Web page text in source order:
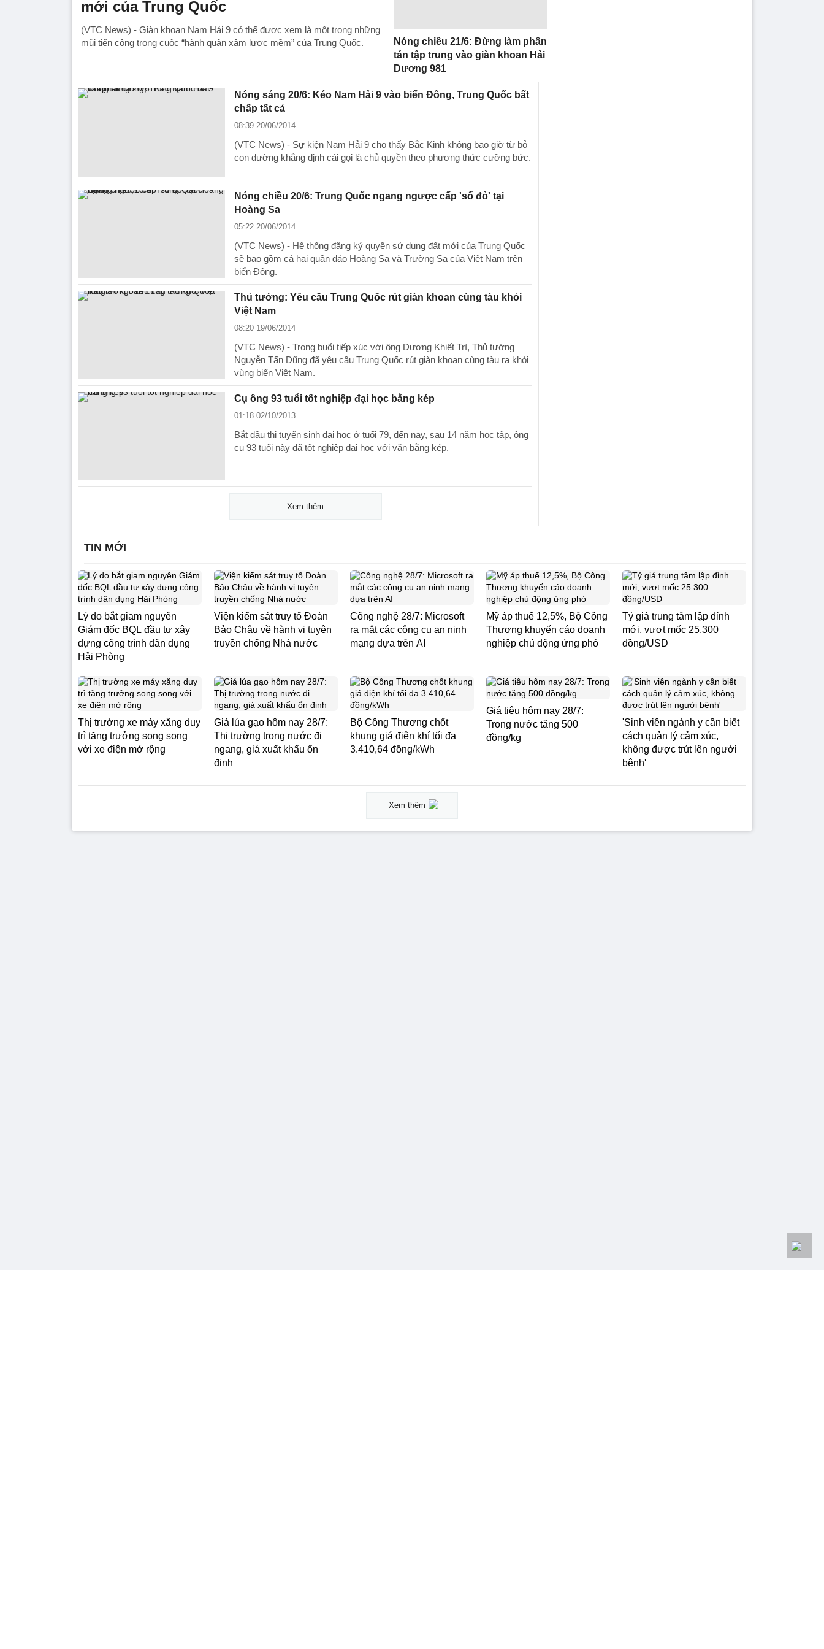
mới của Trung Quốc
(VTC News) - Giàn khoan Nam Hải 9 có thể được xem là một trong những
mũi tiến công trong cuộc “hành quân xâm lược mềm” của Trung Quốc.
Nóng chiều 21/6: Đừng làm phân
tán tập trung vào giàn khoan Hải
Dương 981
Nóng sáng 20/6: Kéo Nam Hải 9 vào biển Đông, Trung Quốc bất
chấp tất cả
08:39 20/06/2014
(VTC News) - Sự kiện Nam Hải 9 cho thấy Bắc Kinh không bao giờ từ bỏ
con đường khẳng định cái gọi là chủ quyền theo phương thức cưỡng bức.
Nóng chiều 20/6: Trung Quốc ngang ngược cấp 'sổ đỏ' tại
Hoàng Sa
05:22 20/06/2014
(VTC News) - Hệ thống đăng ký quyền sử dụng đất mới của Trung Quốc
sẽ bao gồm cả hai quần đảo Hoàng Sa và Trường Sa của Việt Nam trên
biển Đông.
Thủ tướng: Yêu cầu Trung Quốc rút giàn khoan cùng tàu khỏi
Việt Nam
08:20 19/06/2014
(VTC News) - Trong buổi tiếp xúc với ông Dương Khiết Trì, Thủ tướng
Nguyễn Tấn Dũng đã yêu cầu Trung Quốc rút giàn khoan cùng tàu ra khỏi
vùng biển Việt Nam.
Cụ ông 93 tuổi tốt nghiệp đại học bằng kép
01:18 02/10/2013
Bắt đầu thi tuyển sinh đại học ở tuổi 79, đến nay, sau 14 năm học tập, ông
cụ 93 tuổi này đã tốt nghiệp đại học với văn bằng kép.
Xem thêm
TIN MỚI
Lý do bắt giam nguyên
Giám đốc BQL đầu tư xây
dựng công trình dân dụng
Hải Phòng
Viện kiểm sát truy tố Đoàn
Bảo Châu về hành vi tuyên
truyền chống Nhà nước
Công nghệ 28/7: Microsoft
ra mắt các công cụ an ninh
mạng dựa trên AI
Mỹ áp thuế 12,5%, Bộ Công
Thương khuyến cáo doanh
nghiệp chủ động ứng phó
Tỷ giá trung tâm lập đỉnh
mới, vượt mốc 25.300
đồng/USD
Thị trường xe máy xăng duy
trì tăng trưởng song song
với xe điện mở rộng
Giá lúa gạo hôm nay 28/7:
Thị trường trong nước đi
ngang, giá xuất khẩu ổn
định
Bộ Công Thương chốt
khung giá điện khí tối đa
3.410,64 đồng/kWh
Giá tiêu hôm nay 28/7:
Trong nước tăng 500
đồng/kg
'Sinh viên ngành y cần biết
cách quản lý cảm xúc,
không được trút lên người
bệnh'
Xem thêm